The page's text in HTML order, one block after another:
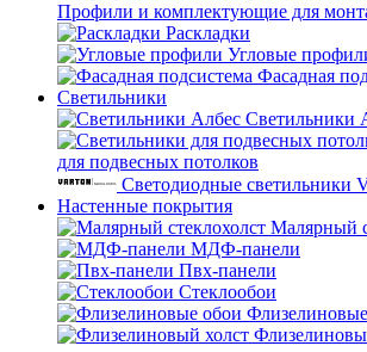
Профили и комплектующие для
Раскладки
Угловые
Фасадная
Светильники
Светильники
для подвесных потолков
Светодиодные светильники
Настенные покрытия
Малярный
МДФ-панели
Пвх-панели
Стеклообои